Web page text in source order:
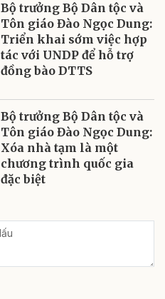
Bộ trưởng Bộ Dân tộc và
Tôn giáo Đào Ngọc Dung:
Triển khai sớm việc hợp
tác với UNDP để hỗ trợ
đồng bào DTTS
Bộ trưởng Bộ Dân tộc và
Tôn giáo Đào Ngọc Dung:
Xóa nhà tạm là một
chương trình quốc gia
đặc biệt